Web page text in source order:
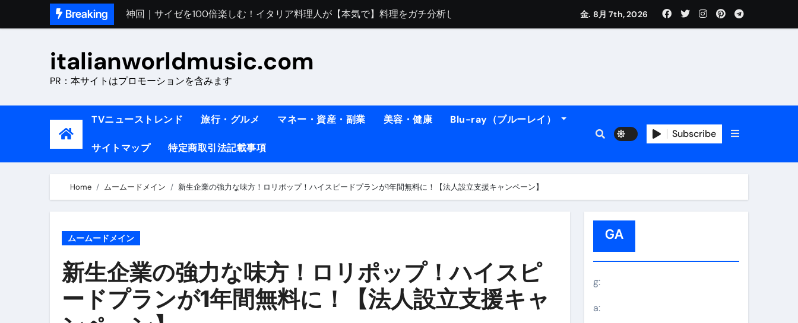
Breaking
イタリア人シェフに教わった｜ズッキーニのパスタ
イタリアNo. 1肉料理【ポルケッタ】スーパーの豚肉が大変身#shorts
【イタリア】グルメと絶景の子連れイタリア旅行
トラブル回避のリアルな裏技アドバイスも
【vlog】超弾丸！！！仕事終わりに3都市巡る、４泊６日イタリア女子旅vlog
TRUE COLORS （ブルーレイディスク）
TRUE COLORS
イタリア料理店【営業風景】週末ビリビリのランチ営業
笑む窓のある家 4K修復版 （ブルーレイディスク）
金. 8月 7th, 2026
italianworldmusic.com
PR：本サイトはプロモーションを含みます
TVニューストレンド 旅行・グルメ マネー・資産・副業 美容・健康 Blu-ray（ブルーレイ）
サイトマップ 特定商取引法記載事項
Subscribe
Home ムームードメイン 新生企業の強力な味方！ロリポップ！ハイスピードプランが1年間無料に！【法人設立支援キャンペーン】
ムームードメイン
新生企業の強力な味方！ロリポップ！ハイスピ
ードプランが1年間無料に！【法人設立支援キャ
GA
g:
a: